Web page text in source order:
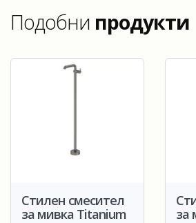
Подобни продукти
Стилен смесител
за мивка Titanium
за